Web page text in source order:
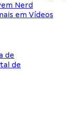
Nerd
em Vídeos
de
de